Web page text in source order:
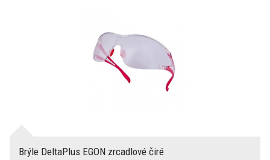
Brýle DeltaPlus EGON zrcadlové čiré